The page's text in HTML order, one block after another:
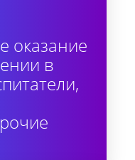
оказание
в